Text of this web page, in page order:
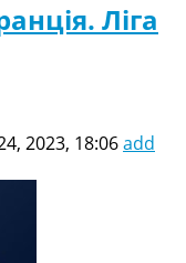
Ліга
2023, 18:06add